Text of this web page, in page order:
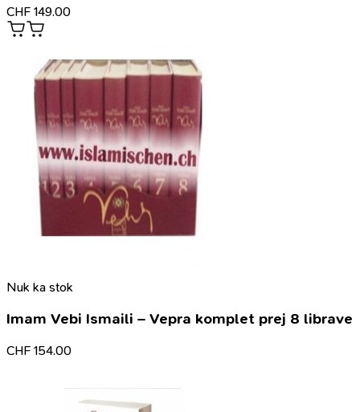
CHF 149.00
Nuk ka stok
Imam Vebi Ismaili – Vepra komplet prej 8 librave
CHF 154.00